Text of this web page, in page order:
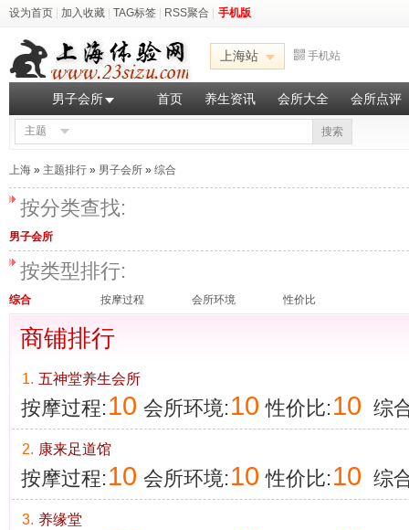
设为首页 加入收藏 TAG标签 RSS聚合 手机版
上海站 手机站
男子会所 首页 养生资讯 会所大全 会所点评
主题 搜索
上海 » 主题排行 » 男子会所 » 综合
按分类查找:
男子会所
按类型排行:
综合 按摩过程 会所环境 性价比
商铺排行
1. 五神堂养生会所
按摩过程: 10 会所环境: 10 性价比: 10 综
2. 康来足道馆
按摩过程: 10 会所环境: 10 性价比: 10 综
3. 养缘堂